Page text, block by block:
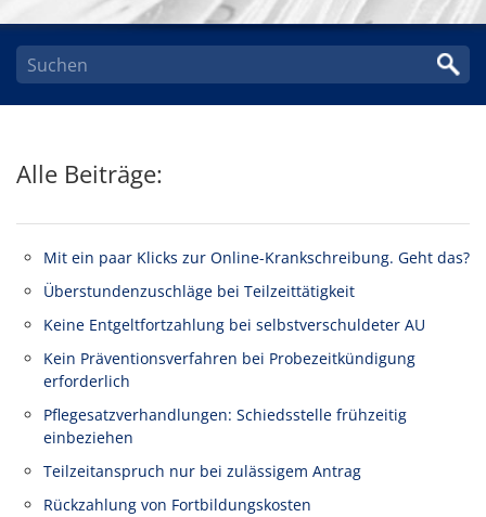
Alle Beiträge:
Mit ein paar Klicks zur Online-Krankschreibung. Geht das?
Überstundenzuschläge bei Teilzeittätigkeit
Keine Entgeltfortzahlung bei selbstverschuldeter AU
Kein Präventionsverfahren bei Probezeitkündigung
erforderlich
Pflegesatzverhandlungen: Schiedsstelle frühzeitig
einbeziehen
Teilzeitanspruch nur bei zulässigem Antrag
Rückzahlung von Fortbildungskosten